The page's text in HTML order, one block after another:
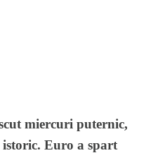
miercuri puternic,
Euro a spart